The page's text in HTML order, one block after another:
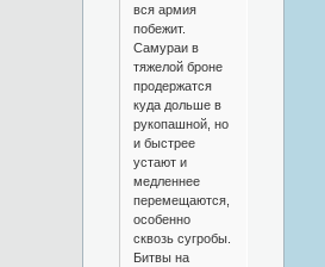
вся армия
побежит.
Самураи в
тяжелой броне
продержатся
куда дольше в
рукопашной, но
и быстрее
устают и
медленнее
перемещаются,
особенно
сквозь сугробы.
Битвы на